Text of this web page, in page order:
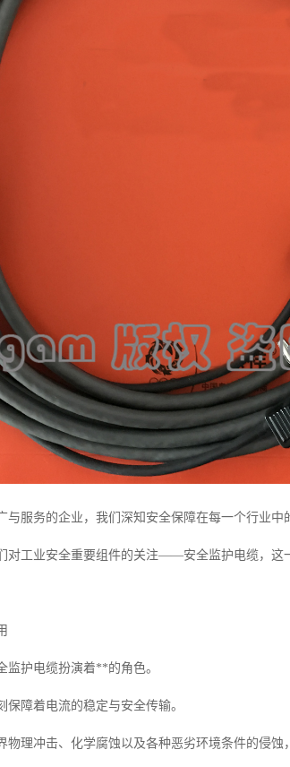
服务的企业，我们深知安全保障在每一个行业中
对工业安全重要组件的关注——安全监护电缆，这
监护电缆扮演着**的角色。
障着电流的稳定与安全传输。
理冲击、化学腐蚀以及各种恶劣环境条件的侵蚀